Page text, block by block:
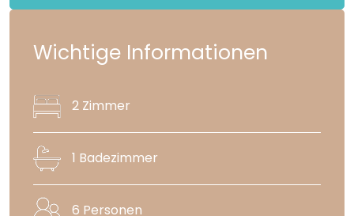
Wichtige Informationen
2 Zimmer
1 Badezimmer
6 Personen